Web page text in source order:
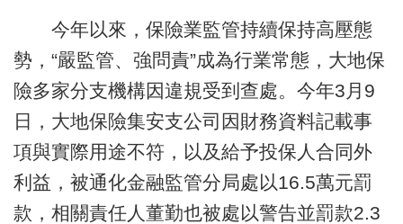
今年以來，保險業監管持續保持高壓態
勢，“嚴監管、強問責”成為行業常態，大地保
險多家分支機構因違規受到查處。今年3月9
日，大地保險集安支公司因財務資料記載事
項與實際用途不符，以及給予投保人合同外
利益，被通化金融監管分局處以16.5萬元罰
款，相關責任人董勤也被處以警告並罰款2.3